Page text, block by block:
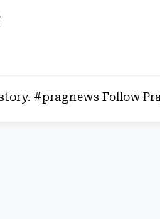
#pragnews Follow